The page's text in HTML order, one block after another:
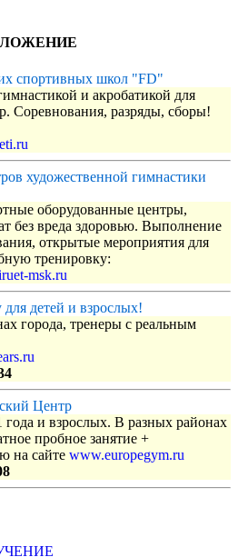
спортивных школ "FD"
и акробатикой для
Соревнования, разряды, сборы!
художественной гимнастики
оборудованные центры,
без вреда здоровью. Выполнение
открытые мероприятия для
тренировку:
msk.ru
детей и взрослых!
города, тренеры с реальным
Центр
года и взрослых. В разных районах
пробное занятие +
на сайте www.europegym.ru